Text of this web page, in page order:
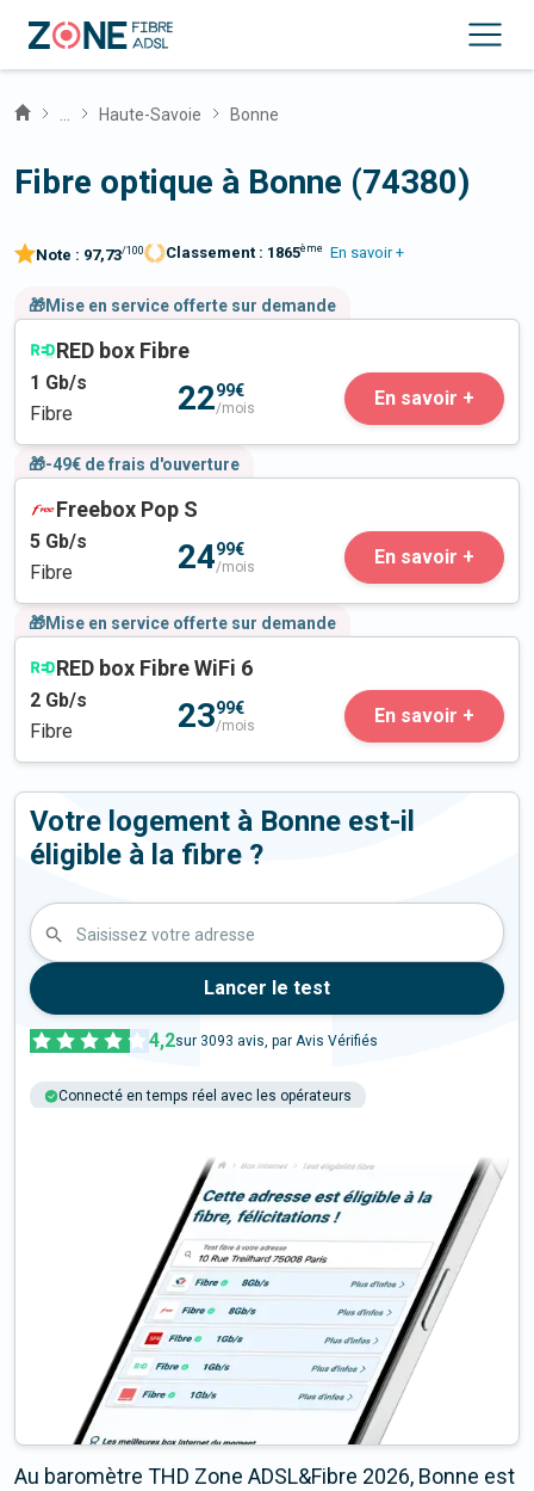
Haute-Savoie Bonne
Fibre optique à Bonne (74380)
Note : 97,73/100 Classement : 1865ème En savoir +
🎁Mise en service offerte sur demande
RED box Fibre
1 Gb/s
Fibre
2299€
/mois En savoir +
🎁-49€ de frais d'ouverture
Freebox Pop S
5 Gb/s
Fibre
2499€
/mois En savoir +
🎁Mise en service offerte sur demande
RED box Fibre WiFi 6
2 Gb/s
Fibre
2399€
/mois En savoir +
Votre logement à Bonne est-il
éligible à la fibre ?
Saisissez votre adresse
Lancer le test
4,2sur 3093 avis, par Avis Vérifiés
Connecté en temps réel avec les opérateurs
Au baromètre THD Zone ADSL&Fibre 2026, Bonne est